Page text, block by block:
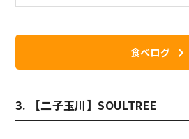
食べログ
3. 【二子玉川】SOULTREE